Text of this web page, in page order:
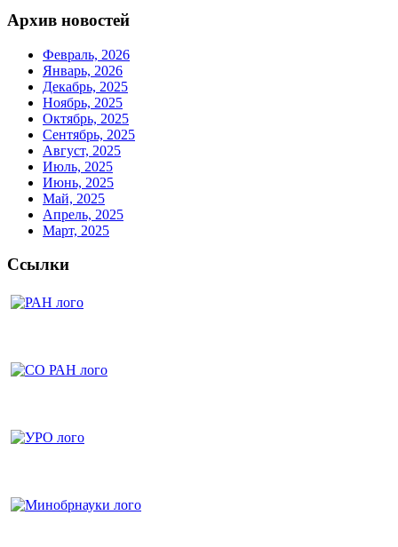
Архив новостей
Февраль, 2026
Январь, 2026
Декабрь, 2025
Ноябрь, 2025
Октябрь, 2025
Сентябрь, 2025
Август, 2025
Июль, 2025
Июнь, 2025
Май, 2025
Апрель, 2025
Март, 2025
Ссылки